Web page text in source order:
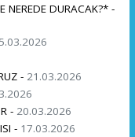
NEREDE DURACAK?* -
- 21.03.2026
- 20.03.2026
- 17.03.2026